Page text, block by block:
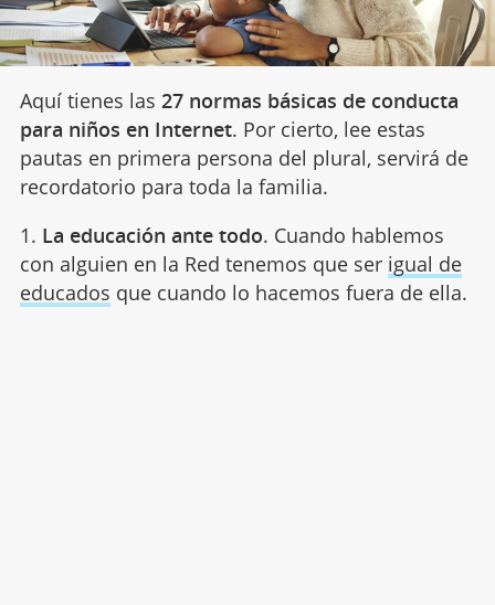
Aquí tienes las 27 normas básicas de conducta
para niños en Internet. Por cierto, lee estas
pautas en primera persona del plural, servirá de
recordatorio para toda la familia.
1. La educación ante todo. Cuando hablemos
con alguien en la Red tenemos que ser igual de
educados que cuando lo hacemos fuera de ella.